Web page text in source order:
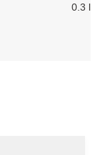
0.3 l